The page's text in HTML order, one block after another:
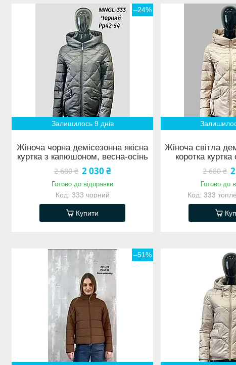
–24%
Залишилось 9 днів
Жіноча чорна демісезонна якісна
куртка з капюшоном, весна-осінь
2 680 ₴ 2 030 ₴
Готово до відправки
333 чорний
Купити
Жіноча світла
коротка
2 680 ₴
Готово до
333
–51%